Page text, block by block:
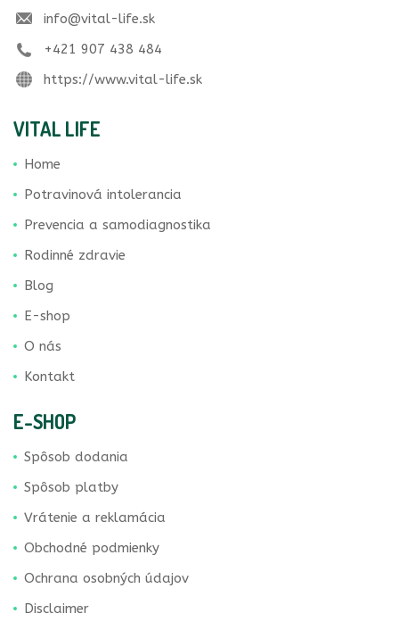
info@vital-life.sk
+421 907 438 484
https://www.vital-life.sk
VITAL LIFE
Home
Potravinová intolerancia
Prevencia a samodiagnostika
Rodinné zdravie
Blog
E-shop
O nás
Kontakt
E-SHOP
Spôsob dodania
Spôsob platby
Vrátenie a reklamácia
Obchodné podmienky
Ochrana osobných údajov
Disclaimer